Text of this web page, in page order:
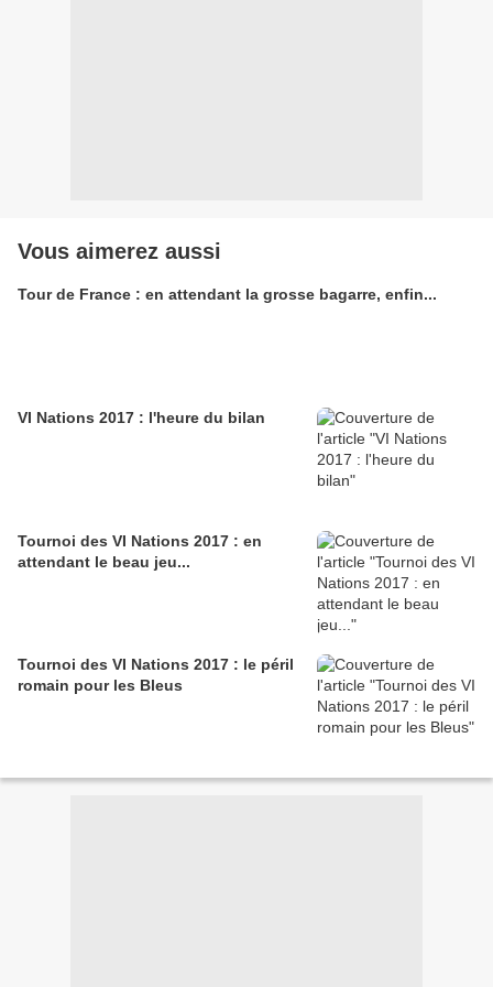
Vous aimerez aussi
Tour de France : en attendant la grosse bagarre, enfin...
VI Nations 2017 : l'heure du bilan
Tournoi des VI Nations 2017 : en
attendant le beau jeu...
Tournoi des VI Nations 2017 : le péril
romain pour les Bleus